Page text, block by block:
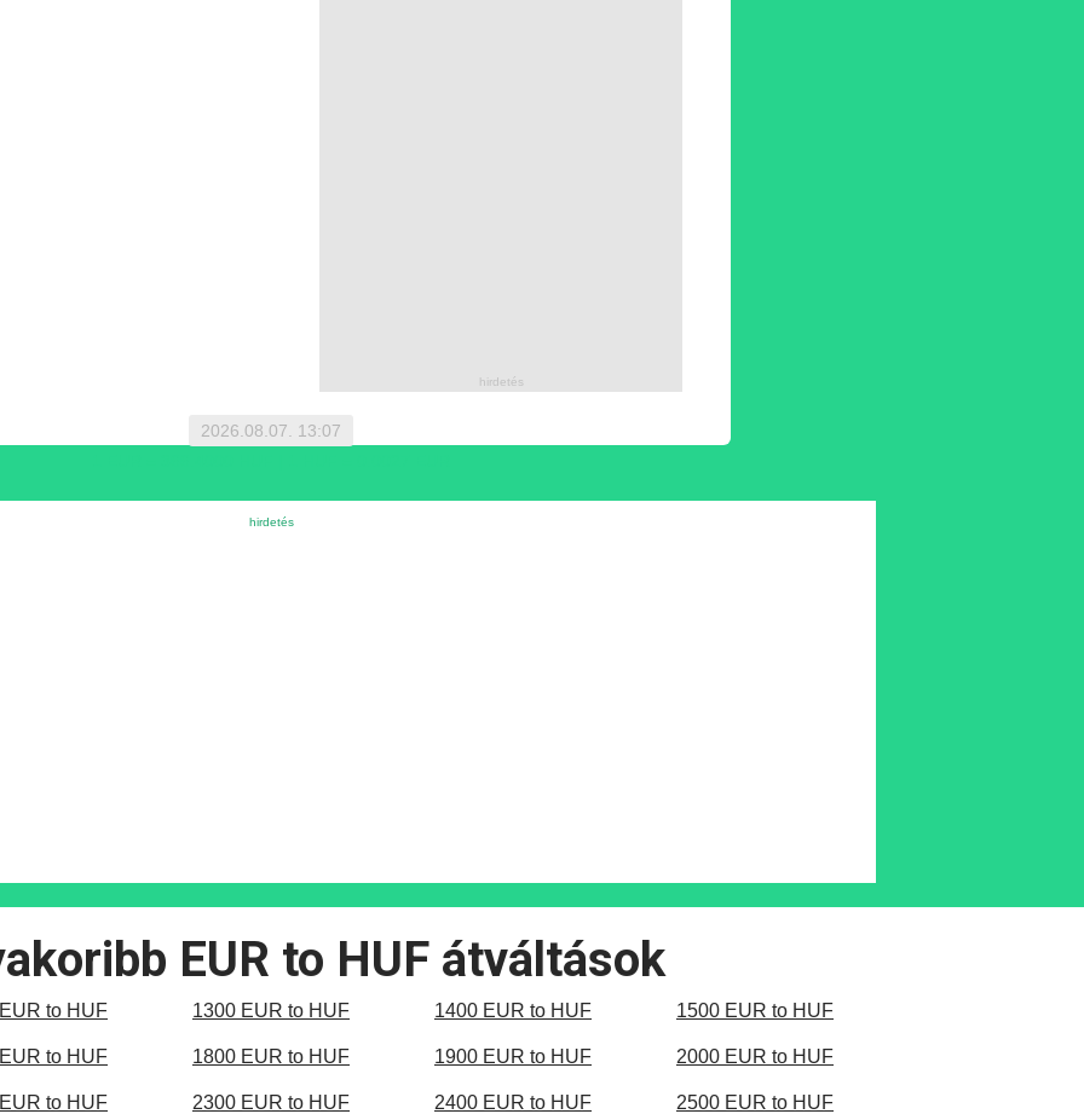
2026.08.07. 13:07
EUR to HUF átváltások
to HUF 1300 EUR to HUF 1400 EUR to HUF 1500 EUR to HUF
to HUF 1800 EUR to HUF 1900 EUR to HUF 2000 EUR to HUF
to HUF 2300 EUR to HUF 2400 EUR to HUF 2500 EUR to HUF